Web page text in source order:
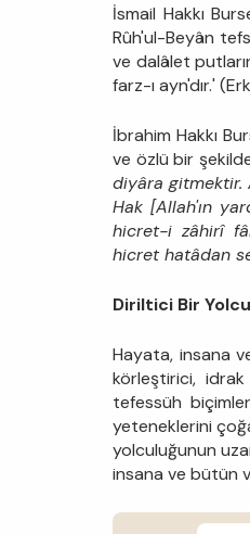
İsmail Hakkı
Rûh'ul-Beyân
ve dalâlet
farz-ı ayn'dır.'
İbrahim Hakkı
ve özlü bir
diyâra gitmektir.
Hak [Allah'ın
hicret-i zâhirî
hicret hatâdan
Diriltici Bir
Hayata, insana
körleştirici, idrak
tefessüh
yeteneklerini
yolculuğunun
insana ve bütün